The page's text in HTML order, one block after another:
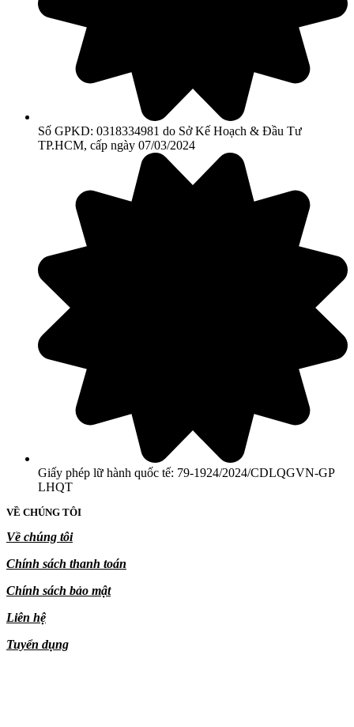
Số GPKD: 0318334981 do Sở Kế Hoạch & Đầu Tư
TP.HCM, cấp ngày 07/03/2024
Giấy phép lữ hành quốc tế: 79-1924/2024/CDLQGVN-GP
LHQT
VỀ CHÚNG TÔI
Về chúng tôi
Chính sách thanh toán
Chính sách bảo mật
Liên hệ
Tuyển dụng